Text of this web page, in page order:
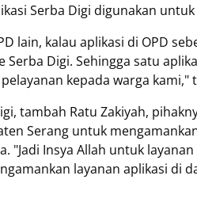
Serba Digi digunakan
lain, kalau aplikasi di OPD
Digi. Sehingga satu
kepada warga kami,"
tambah Ratu Zakiyah,
Serang untuk
"Jadi Insya Allah untuk
layanan aplikasi di